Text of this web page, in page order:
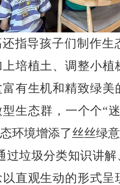
还指导孩子们制作生
培植土、调整小
有生机和精致绿
生态群，一个个“
环境增添了丝丝绿
过垃圾分类知识讲
直观生动的形式